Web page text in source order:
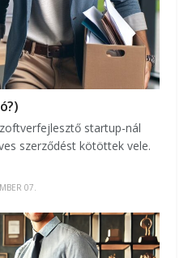
startup-nál
szerződést kötöttek vele.
07.